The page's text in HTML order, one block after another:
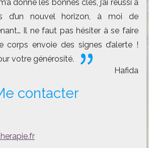
donné les bonnes clés, j’ai réussi à
d’un nouvel horizon, à moi de
Il ne faut pas hésiter à se faire
corps envoie des signes d’alerte !
votre générosité.
Hafida
contacter